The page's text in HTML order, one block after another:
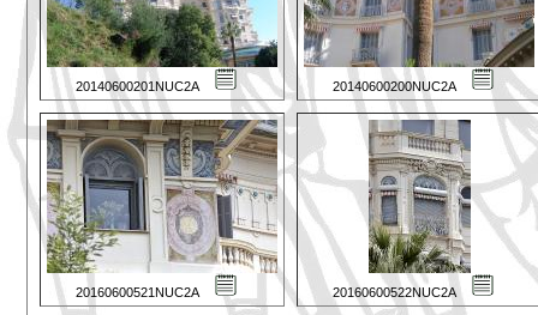
20140600201NUC2A 20140600200NUC2A
20160600521NUC2A 20160600522NUC2A